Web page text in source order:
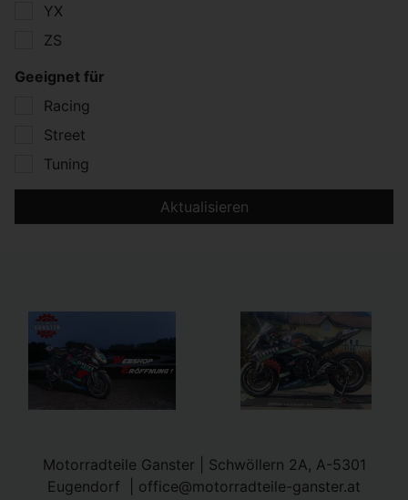
YX
ZS
Geeignet für
Racing
Street
Tuning
Aktualisieren
Motorradteile Ganster | Schwöllern 2A, A-5301
Eugendorf | office@motorradteile-ganster.at